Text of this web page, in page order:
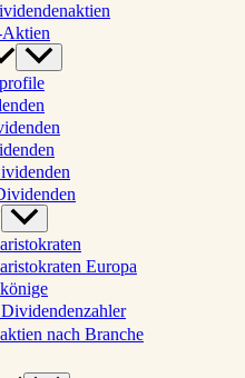
Europa
nach Branche